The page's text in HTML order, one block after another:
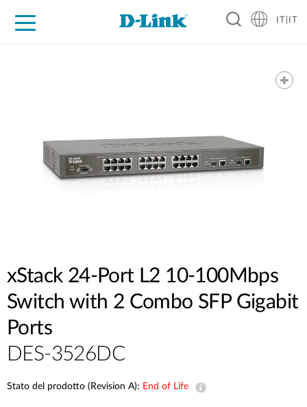
IT|IT
xStack 24-Port L2 10-100Mbps
Switch with 2 Combo SFP Gigabit
Ports
DES-3526DC
Stato del prodotto (Revision A): End of Life